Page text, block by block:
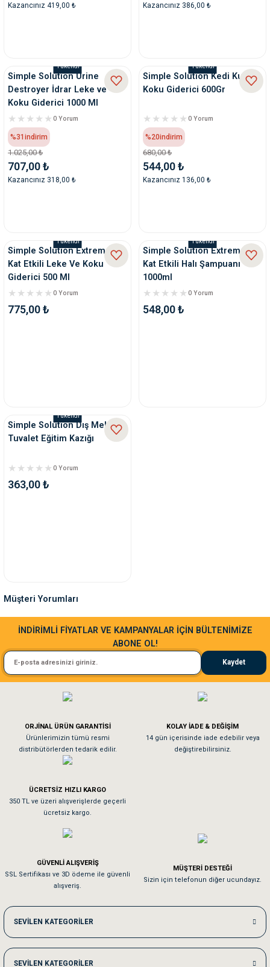
Kazancınız 419,00 ₺ Kazancınız 386,00 ₺
Tükendi
Simple Solution Urine
Destroyer İdrar Leke ve
Koku Giderici 1000 Ml
0 Yorum
%31 indirim
1.025,00 ₺
707,00 ₺
Kazancınız 318,00 ₺
Tükendi
Simple Solution Kedi Kumu
Koku Giderici 600Gr
0 Yorum
%20indirim
680,00 ₺
544,00 ₺
Kazancınız 136,00 ₺
Tükendi
Simple Solution Extreme 3
Kat Etkili Leke Ve Koku
Giderici 500 Ml
0 Yorum
775,00 ₺
Tükendi
Simple Solution Extreme 3
Kat Etkili Halı Şampuanı
1000ml
0 Yorum
548,00 ₺
Tükendi
Simple Solution Dış Mekan
Tuvalet Eğitim Kazığı
0 Yorum
363,00 ₺
Müşteri Yorumları
Sa**** Ta******
Kedim taze mamaya bayıldı kargo fimrasın da bir sorun yaşadım ve arkadaşlar
El**** Ek******
Köpeğim bayıldı hediyeler için teşekkürler
As**** Tu******
Tavşanım kafesinin kalitesine ve paketlemesine bayıldım
Sa**** On******
Kedilerim beğeniyorlar. Memnunuz. Uygun fiyatta olması iyi.
Me***** Ya******
Akşam verdiğim sipariş bir sonraki gün elime ulaştı. Jack russell köpeğim
İNDİRİMLİ FİYATLAR VE KAMPANYALAR İÇİN BÜLTENİMİZE
ABONE OL!
Kaydet
ORJİNAL ÜRÜN GARANTİSİ
Ürünlerimizin tümü resmi
distribütörlerden tedarik edilir.
KOLAY İADE & DEĞİŞİM
14 gün içerisinde iade edebilir veya
değiştirebilirsiniz.
ÜCRETSİZ HIZLI KARGO
350 TL ve üzeri alışverişlerde geçerli
ücretsiz kargo.
GÜVENLİ ALIŞVERİŞ
SSL Sertifikası ve 3D ödeme ile güvenli
alışveriş.
MÜŞTERİ DESTEĞİ
Sizin için telefonun diğer ucundayız.
SEVİLEN KATEGORİLER
SEVİLEN KATEGORİLER